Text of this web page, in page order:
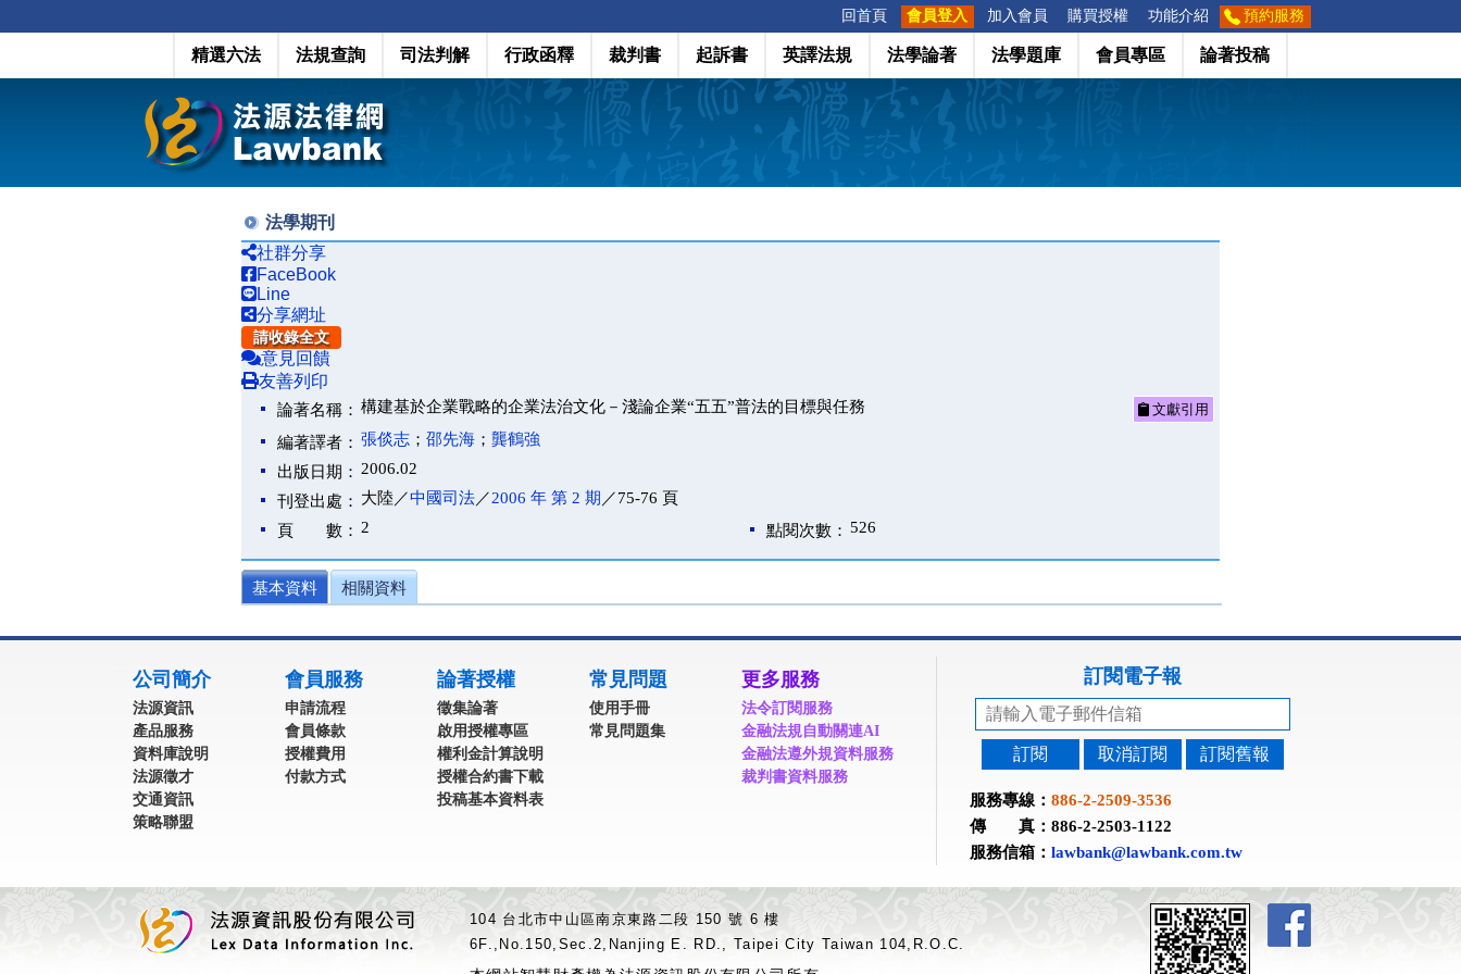
回首頁 會員登入 加入會員 購買授權 功能介紹 預約服務
精選六法 法規查詢 司法判解 行政函釋 裁判書 起訴書 英譯法規 法學論著 法學題庫 會員專區 論著投稿
法學期刊
社群分享
FaceBook
Line
分享網址
請收錄全文
意見回饋
友善列印
論著名稱： 構建基於企業戰略的企業法治文化－淺論企業“五五”普法的目標與任務 文獻引用
編著譯者： 張倓志 ； 邵先海 ； 龔鶴強
出版日期： 2006.02
刊登出處： 大陸／中國司法／2006 年 第 2 期 ／75-76 頁
頁 數： 2 點閱次數： 526
基本資料 相關資料
公司簡介
法源資訊
產品服務
資料庫說明
法源徵才
交通資訊
策略聯盟
會員服務
申請流程
會員條款
授權費用
付款方式
論著授權
徵集論著
啟用授權專區
權利金計算說明
授權合約書下載
投稿基本資料表
常見問題
使用手冊
常見問題集
更多服務
法令訂閱服務
金融法規自動關連AI
金融法遵外規資料服務
裁判書資料服務
訂閱電子報
訂閱 取消訂閱 訂閱舊報
服務專線： 886-2-2509-3536
傳 真：886-2-2503-1122
服務信箱： lawbank@lawbank.com.tw
104 台北市中山區南京東路二段 150 號 6 樓
6F.,No.150,Sec.2,Nanjing E. RD., Taipei City Taiwan 104,R.O.C.